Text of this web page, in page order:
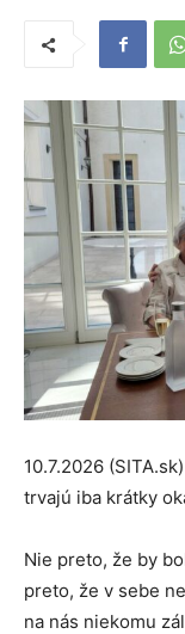
10.7.2026
trvajú iba krátky
Nie preto, že by
preto, že v sebe
na nás niekomu